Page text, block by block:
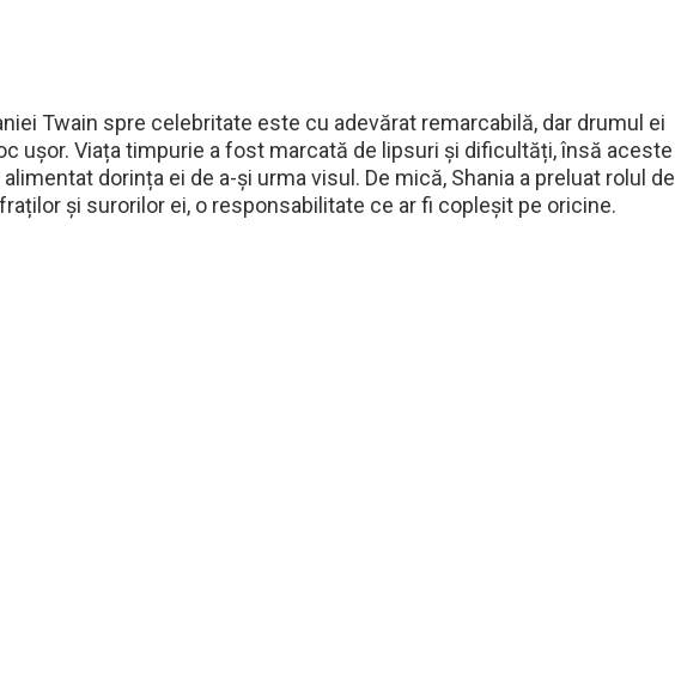
Twain spre celebritate este cu adevărat remarcabilă, dar drumul ei
ușor. Viața timpurie a fost marcată de lipsuri și dificultăți, însă aceste
dorința ei de a-și urma visul. De mică, Shania a preluat rolul de
și surorilor ei, o responsabilitate ce ar fi copleșit pe oricine.